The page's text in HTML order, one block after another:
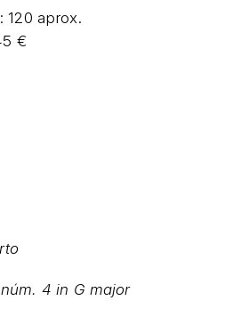
120 aprox.
€
4 in G major